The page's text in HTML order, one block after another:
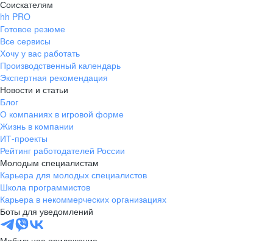
Соискателям
hh PRO
Готовое резюме
Все сервисы
Хочу у вас работать
Производственный календарь
Экспертная рекомендация
Новости и статьи
Блог
О компаниях в игровой форме
Жизнь в компании
ИТ-проекты
Рейтинг работодателей России
Молодым специалистам
Карьера для молодых специалистов
Школа программистов
Карьера в некоммерческих организациях
Боты для уведомлений